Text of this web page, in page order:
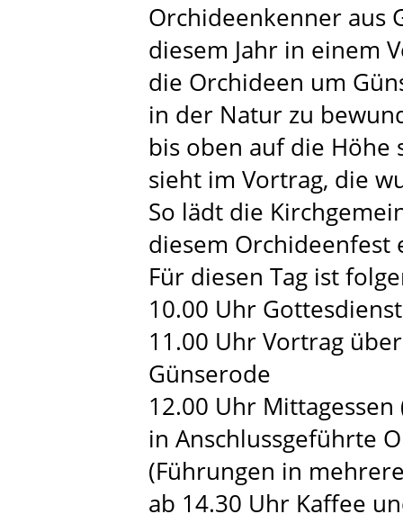
Orchideenkenner aus
diesem Jahr in einem
die Orchideen um
in der Natur zu
bis oben auf die
sieht im Vortrag, die
So lädt die
diesem Orchideenfest
Für diesen Tag ist
10.00 Uhr
11.00 Uhr Vortrag
Günserode
12.00 Uhr
in Anschlussgeführte
(Führungen in
ab 14.30 Uhr Kaffee